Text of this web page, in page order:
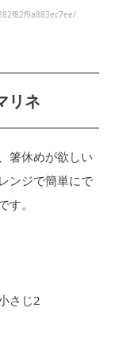
リネ
箸休めが欲しい
ンジで簡単にで
。
さじ2